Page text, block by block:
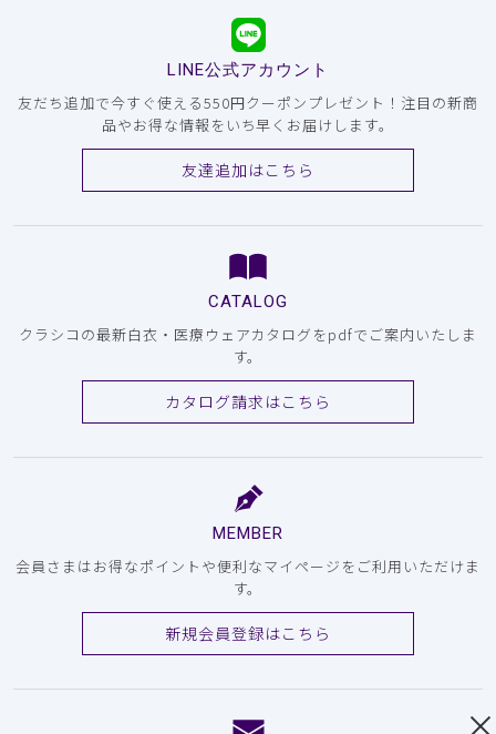
LINE公式アカウント
友だち追加で今すぐ使える550円クーポンプレゼント！注目の新商
品やお得な情報をいち早くお届けします。
友達追加はこちら
CATALOG
クラシコの最新白衣・医療ウェアカタログをpdfでご案内いたしま
す。
カタログ請求はこちら
MEMBER
会員さまはお得なポイントや便利なマイページをご利用いただけま
す。
新規会員登録はこちら